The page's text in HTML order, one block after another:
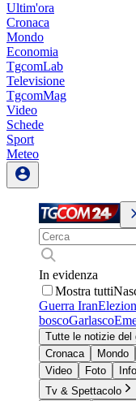
Ultim'ora
Cronaca
Mondo
Economia
TgcomLab
Televisione
TgcomMag
Video
Schede
Sport
Meteo
In evidenza
Mostra tutti
Guerra Iran
boscoGarlasco
Tutte le notizie del
Cronaca
Mondo
Video
Foto
Tv & Spettacolo